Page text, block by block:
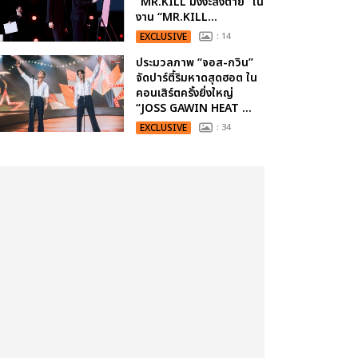
งาน “MR.KILL...
EXCLUSIVE : 14
ประมวลภาพ “จอส-กวิน”
จัดปาร์ตี้ริมหาดสุดฮอต ใน
คอนเสิร์ตครั้งยิ่งใหญ่
“JOSS GAWIN HEAT ...
EXCLUSIVE : 34